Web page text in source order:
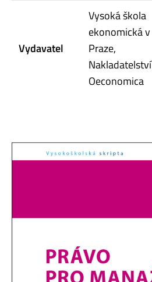
Vydavatel
Vysoká škola
ekonomická v
Praze,
Nakladatelství
Oeconomica